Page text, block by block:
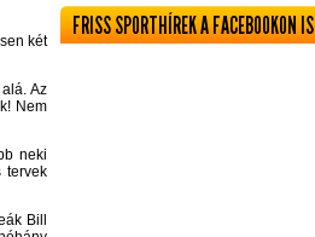
két
Az
Nem
neki
tervek
Bill
FRISS SPORTHÍREK A FACEBOOKON IS